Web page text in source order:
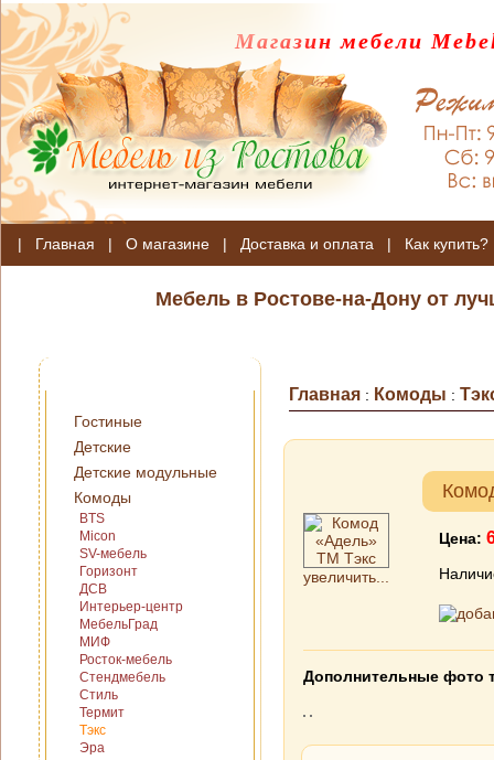
Магазин мебели
| Главная | О магазине | Доставка и оплата | Как купить?
Мебель в Ростове-на-Дону от
Гостиные
Детские
Детские модульные
Комоды
BTS
Micon
SV-мебель
Горизонт
ДСВ
Интерьер-центр
МебельГрад
МИФ
Росток-мебель
Стендмебель
Стиль
Термит
Тэкс
Эра
Главная : Комоды :
увеличить...
Цена:
Дополнительные фото